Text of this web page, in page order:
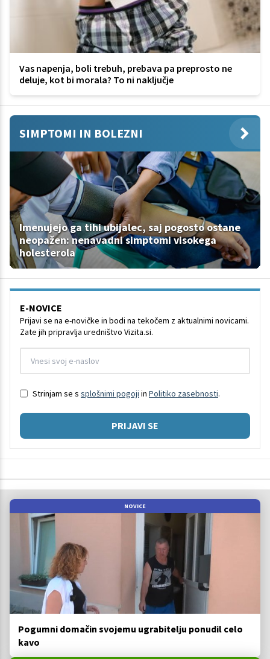
Vas napenja, boli trebuh, prebava pa preprosto ne
deluje, kot bi morala? To ni naključje
SIMPTOMI IN BOLEZNI
Imenujejo ga tihi ubijalec, saj pogosto ostane
neopažen: nenavadni simptomi visokega
holesterola
E-NOVICE
Prijavi se na e-novičke in bodi na tekočem z aktualnimi novicami.
Zate jih pripravlja uredništvo Vizita.si.
Strinjam se s splošnimi pogoji in Politiko zasebnosti.
PRIJAVI SE
NOVICE
Pogumni domačin svojemu ugrabitelju ponudil celo
kavo